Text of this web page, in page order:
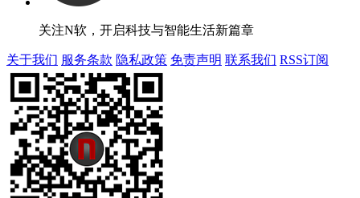
关注N软，开启科技与智能生活新篇章
关于我们 服务条款 隐私政策 免责声明 联系我们 RSS订阅